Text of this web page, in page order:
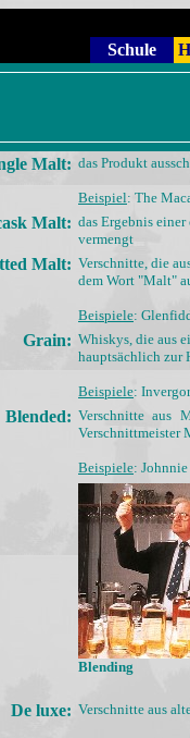
Schule
Malt: das Produkt
Beispiel: The
Malt: das Ergebnis
vermengt
Malt: Verschnitte, die
dem Wort "Malt"
Beispiele:
Grain: Whiskys, die aus
hauptsächlich zur
Beispiele:
Blended: Verschnitte aus
Verschnittmeister
Beispiele:
Blending
De luxe: Verschnitte aus